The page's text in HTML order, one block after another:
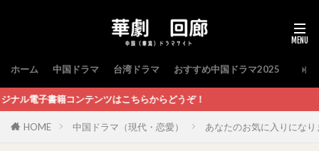
ホーム 中国ドラマ 台湾ドラマ おすすめ中国ドラマ2025
ちらからどうぞ！
HOME 中国ドラマ（現代・恋愛） あなたのお気に入りにな